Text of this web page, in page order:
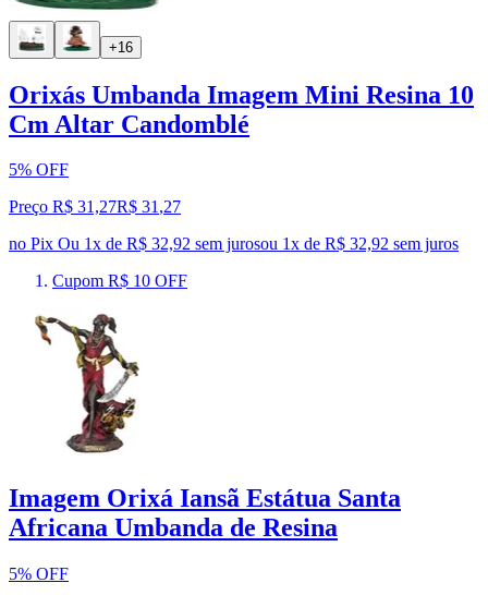
+16
Orixás Umbanda Imagem Mini Resina 10
Cm Altar Candomblé
5% OFF
Preço R$ 31,27R$ 31,27
no Pix Ou 1x de R$ 32,92 sem jurosou 1x de R$ 32,92 sem juros
Cupom R$ 10 OFF
Imagem Orixá Iansã Estátua Santa
Africana Umbanda de Resina
5% OFF